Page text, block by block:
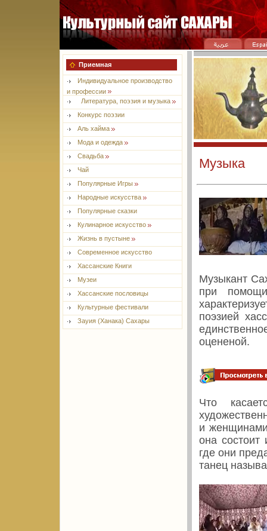
Приемная
Индивидуальное производство
и профессии
Литература, поэзия и музыка
Конкурс поэзии
Aль хайма
Мода и одежда
Свадьба
Чай
Популярные Игры
Народные искусства
Популярные сказки
Кулинарное искусство
Жизнь в пустыне
Современное искусство
Хассанские Книги
Музеи
Хассанские пословицы
Культурные фестивали
Зауия (Ханака) Сахары
Музыка
Музыкант
при
поэзией
оцененой.
Что
и
она состоит
где они
танец